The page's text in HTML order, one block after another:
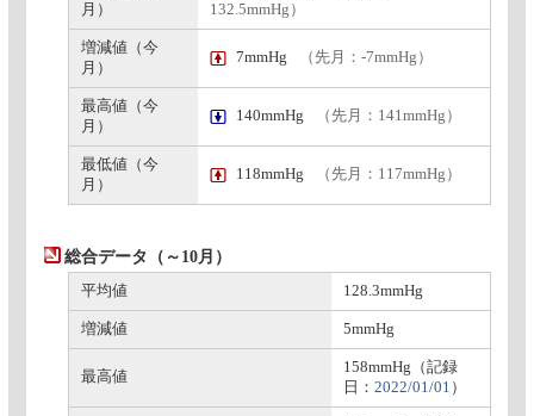
月）
132.5mmHg）
増減値（今
月）
7mmHg （先月：-7mmHg）
最高値（今
月）
140mmHg （先月：141mmHg）
最低値（今
月）
118mmHg （先月：117mmHg）
総合データ（～10月）
平均値 128.3mmHg
増減値 5mmHg
最高値
158mmHg（記録
日： 2022/01/01 ）